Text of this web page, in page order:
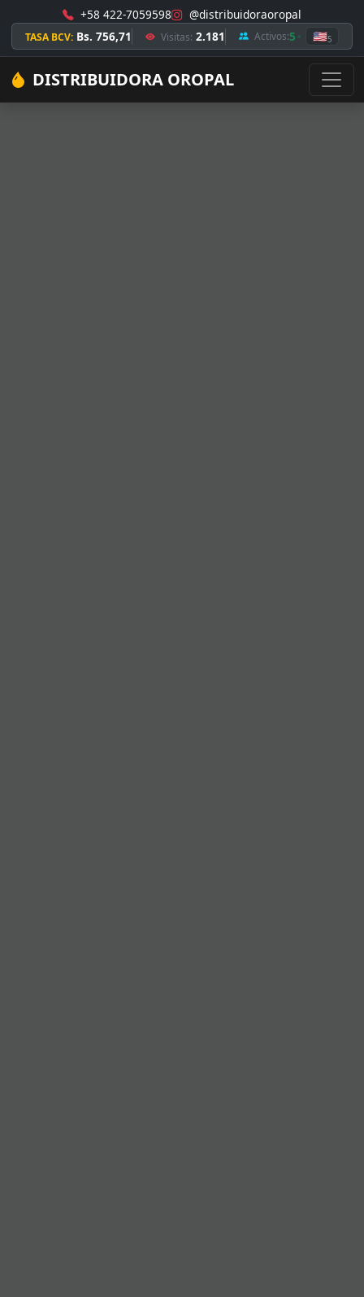
+58 422-7059598 @distribuidoraoropal
TASA BCV: Bs. 756,71 Visitas: 2.181 Activos:5 🇺🇸5
DISTRIBUIDORA OROPAL